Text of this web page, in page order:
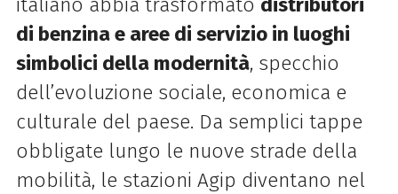
italiano abbia trasformato distributori
di benzina e aree di servizio in luoghi
simbolici della modernità, specchio
dell’evoluzione sociale, economica e
culturale del paese. Da semplici tappe
obbligate lungo le nuove strade della
mobilità, le stazioni Agip diventano nel